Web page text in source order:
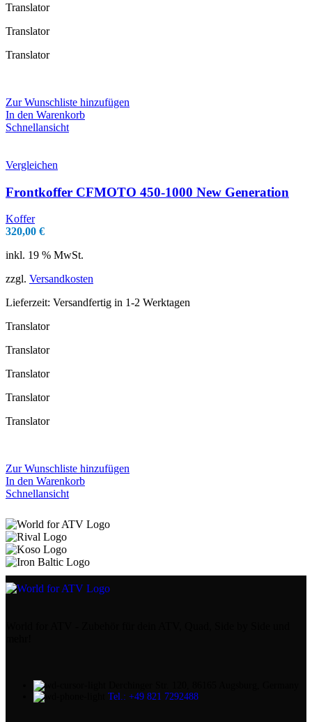
Translator
Translator
Translator
Zur Wunschliste hinzufügen
In den Warenkorb
Schnellansicht
Vergleichen
Frontkoffer CFMOTO 450-1000 New Generation
Koffer
320,00 €
inkl. 19 % MwSt.
zzgl. Versandkosten
Lieferzeit: Versandfertig in 1-2 Werktagen
Translator
Translator
Translator
Translator
Translator
Zur Wunschliste hinzufügen
In den Warenkorb
Schnellansicht
Tel.: +49 821 7292488